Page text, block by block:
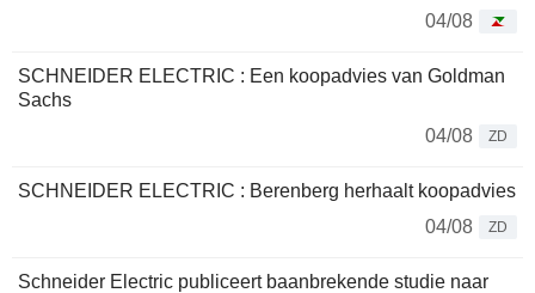
04/08
SCHNEIDER ELECTRIC : Een koopadvies van Goldman
Sachs
04/08
ZD
SCHNEIDER ELECTRIC : Berenberg herhaalt koopadvies
04/08
ZD
Schneider Electric publiceert baanbrekende studie naar